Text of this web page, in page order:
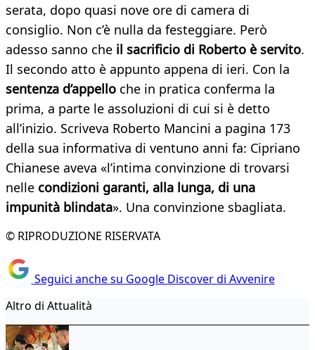
serata, dopo quasi nove ore di camera di
consiglio. Non c’è nulla da festeggiare. Però
adesso sanno che il sacrificio di Roberto è servito.
Il secondo atto è appunto appena di ieri. Con la
sentenza d’appello che in pratica conferma la
prima, a parte le assoluzioni di cui si è detto
all’inizio. Scriveva Roberto Mancini a pagina 173
della sua informativa di ventuno anni fa: Cipriano
Chianese aveva «l’intima convinzione di trovarsi
nelle condizioni garanti, alla lunga, di una
impunità blindata». Una convinzione sbagliata.
© RIPRODUZIONE RISERVATA
Seguici anche su Google Discover di Avvenire
Altro di Attualità